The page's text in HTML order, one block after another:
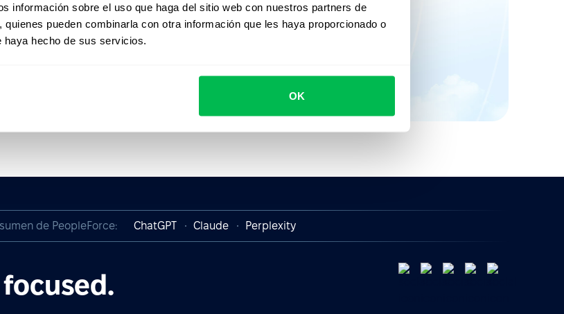
información sobre el uso que haga del sitio web con nuestros partners de
pueden combinarla con otra información que les haya proporcionado o
haya hecho de sus servicios.
OK
y no te pierdas ninguna oportunidad. Registrate hoy para
valioso directamente en tu correo.
de PeopleForce: ChatGPT Claude Perplexity